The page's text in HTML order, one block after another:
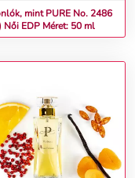
mint PURE No. 2486
(=01) Női EDP Méret: 50 ml